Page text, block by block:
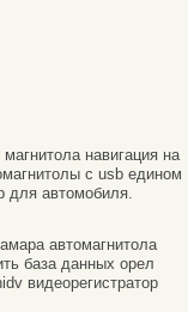
навигация на
с usb едином
для автомобиля.
автомагнитола
база данных орел
видеорегистратор